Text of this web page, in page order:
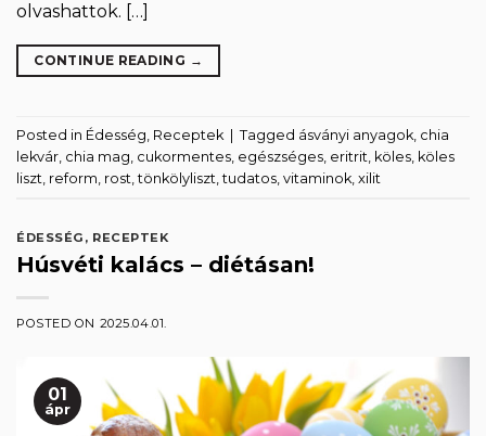
olvashattok. […]
CONTINUE READING →
Posted in Édesség Receptek | Tagged ásványi anyagok chia
lekvár chia mag cukormentes egészséges eritrit köles köles
liszt reform rost ,tönkölyliszt ,tudatos vitaminok xilit
ÉDESSÉG , RECEPTEK
Húsvéti kalács – diétásan!
POSTED ON 2025.04.01.
01
ápr